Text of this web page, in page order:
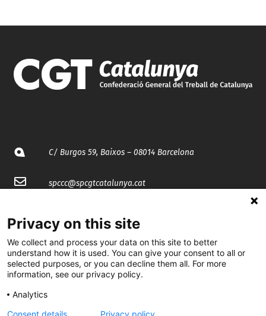
C/ Burgos 59, Baixos – 08014 Barcelona
spccc@spcgtcatalunya.cat
@CGTCatalunya
cgtcatalunya
CGTCatalunya
Privacy on this site
We collect and process your data on this site to better
understand how it is used. You can give your consent to all or
selected purposes, or you can decline them all. For more
information, see our privacy policy.
Analytics
Consent details
Privacy policy